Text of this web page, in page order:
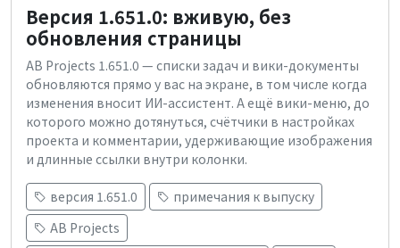
Версия 1.651.0: вживую, без
обновления страницы
AB Projects 1.651.0 — списки задач и вики-документы
обновляются прямо у вас на экране, в том числе когда
изменения вносит ИИ-ассистент. А ещё вики-меню, до
которого можно дотянуться, счётчики в настройках
проекта и комментарии, удерживающие изображения
и длинные ссылки внутри колонки.
версия 1.651.0
примечания к выпуску
AB Projects